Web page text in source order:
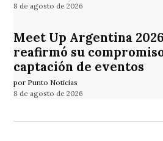
8 de agosto de 2026
Meet Up Argentina
reafirmó su
captación de eventos
por Punto Noticias
8 de agosto de 2026